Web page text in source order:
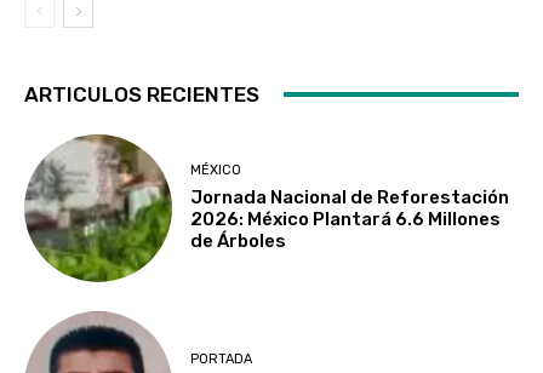
ARTICULOS RECIENTES
MÉXICO
Jornada Nacional de Reforestación
2026: México Plantará 6.6 Millones
de Árboles
PORTADA